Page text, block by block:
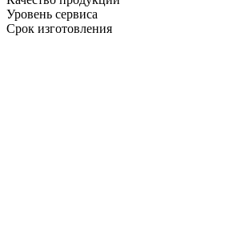
Уровень сервиса
Срок изготовления